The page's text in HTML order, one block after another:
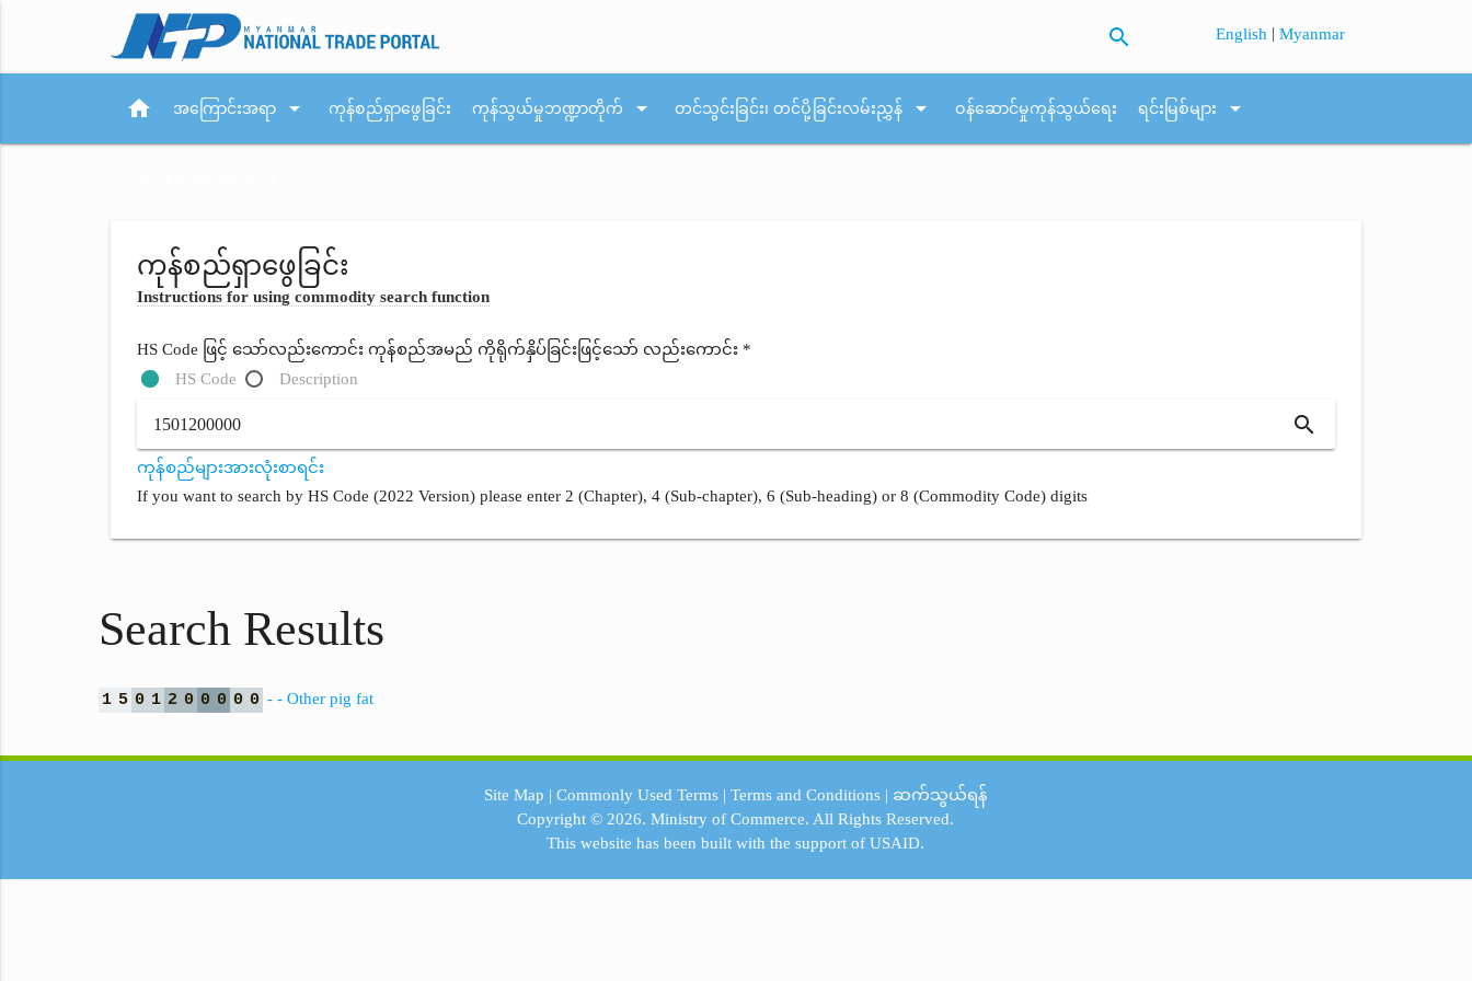
search English |Myanmar
home အကြောင်းအရာ arrow_drop_down ကုန်စည်ရှာဖွေခြင်း ကုန်သွယ်မှုဘဏ္ဍာတိုက် arrow_drop_down တင်သွင်းခြင်း၊ တင်ပို့ခြင်းလမ်းညွှန် arrow_drop_down ဝန်ဆောင်မှုကုန်သွယ်ရေး ရင်းမြစ်များ arrow_drop_down
ကုန်စည်ရှာဖွေခြင်း
Instructions for using commodity search function
HS Code ဖြင့် သော်လည်းကောင်း ကုန်စည်အမည် ကိုရိုက်နှိပ်ခြင်းဖြင့်သော် လည်းကောင်း *
HS Code
Description
search
ကုန်စည်များအားလုံးစာရင်း
If you want to search by HS Code (2022 Version) please enter 2 (Chapter), 4 (Sub-chapter), 6 (Sub-heading) or 8 (Commodity Code) digits
Search Results
1 5 0 1 2 0 0 0 0 0 - - Other pig fat
Site Map | Commonly Used Terms| Terms and Conditions| ဆက်သွယ်ရန်
Copyright © 2026.Ministry of Commerce. All Rights Reserved.
This website has been built with the support ofUSAID.